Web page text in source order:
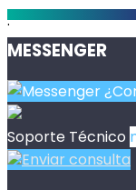
.
MESSENGER
Soporte Técnico
Enviar consulta